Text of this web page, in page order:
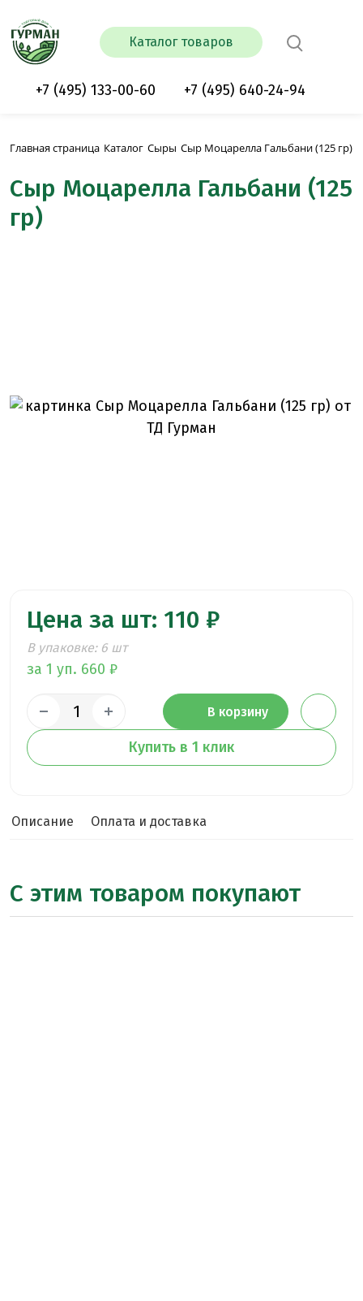
Каталог товаров
+7 (495) 133-00-60 +7 (495) 640-24-94
Главная страница Каталог Сыры Сыр Моцарелла Гальбани (125 гр)
Сыр Моцарелла Гальбани (125
гр)
Цена за шт: 110 ₽
В упаковке: 6 шт
за 1 уп. 660 ₽
В корзину
Купить в 1 клик
Описание Оплата и доставка
С этим товаром покупают